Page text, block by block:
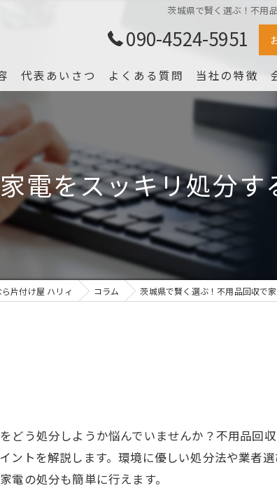
茨城県で賢く選ぶ！不用
090-4524-5951
代表あいさつ よくある質問 当社の特徴
家具
片付け
洗濯機
電をスッキリ処分す
片付け屋 ハリィ コラム 茨城県で賢く選ぶ！不用品回収で
う処分しようか悩んでいませんか？不用品回
トを解説します。環境に優しい処分法や業者選
の処分も簡単に行えます。